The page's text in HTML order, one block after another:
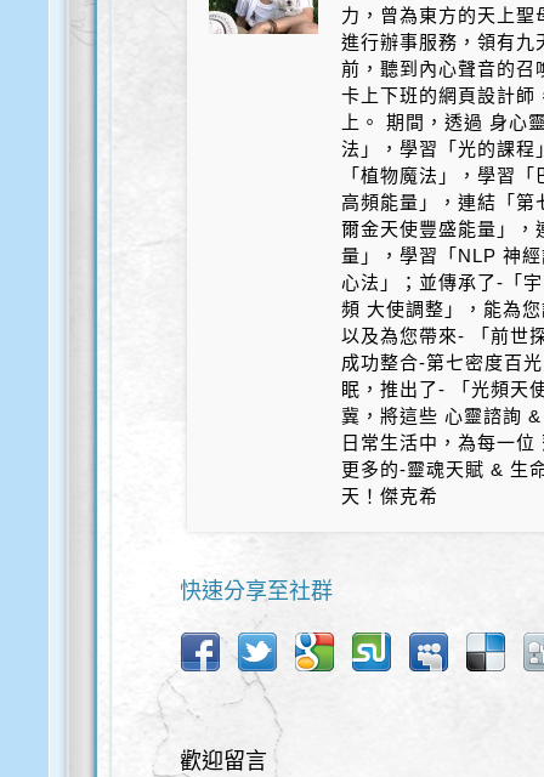
力，曾為東方的天上
進行辦事服務，領有
前，聽到內心聲音的召
卡上下班的網頁設計師
上。 期間，透過 身心
法」，學習「光的課程
「植物魔法」，學習
高頻能量」，連結「第
爾金天使豐盛能量」，
量」，學習「NLP 神
心法」；並傳承了-「
頻 大使調整」，能為
以及為您帶來- 「前世
成功整合-第七密度百
眠，推出了- 「光頻天
冀，將這些 心靈諮詢
日常生活中，為每一
更多的-靈魂天賦 & 生
天！傑克希
快速分享至社群
歡迎留言